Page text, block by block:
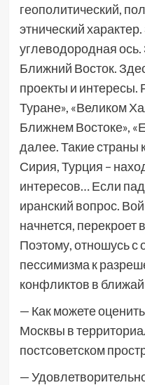
геополитический,
этнический
углеводородная
Ближний Восток.
проекты и интересы.
Туране», «Великом
Ближнем Востоке»,
далее. Такие страны
Сирия, Турция –
интересов… Если
иранский вопрос.
начнется, перекроет
Поэтому, отношусь с
пессимизма к
конфликтов в
— Как можете
Москвы в
постсоветском
—